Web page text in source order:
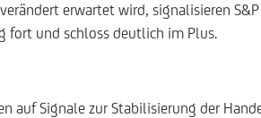
erwartet wird, signalisieren
fort und schloss deutlich im Plus.
Signale zur Stabilisierung der